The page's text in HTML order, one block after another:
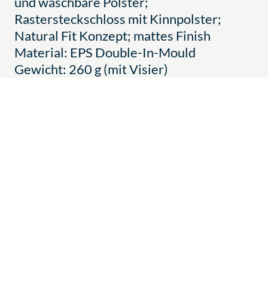
Rastersteckschloss mit Kinnpolster;
Natural Fit Konzept; mattes Finish
Material: EPS Double-In-Mould
Gewicht: 260 g (mit Visier)